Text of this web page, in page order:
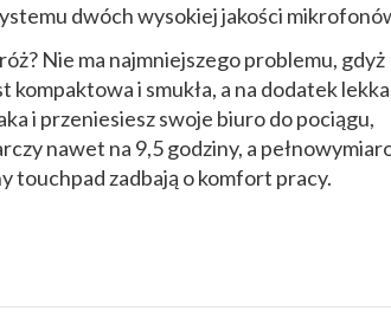
dwóch wysokiej jakości
Nie ma najmniejszego problemu, gdyż
i smukła, a na dodatek
i przeniesiesz swoje biuro do pociągu,
nawet na 9,5 godziny, a
touchpad zadbają o komfort pracy.